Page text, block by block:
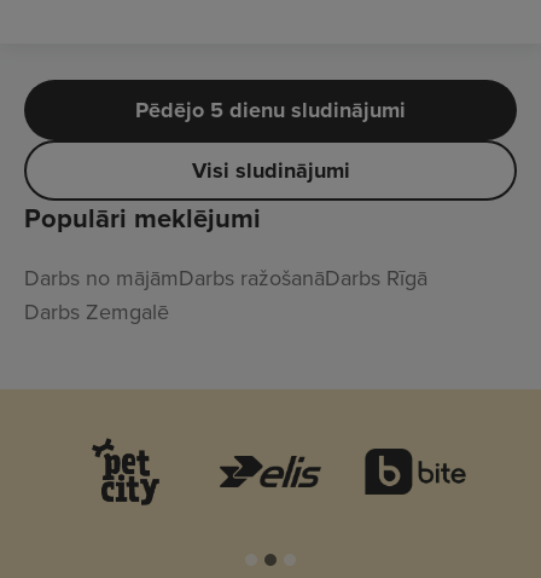
Pēdējo 5 dienu sludinājumi
Visi sludinājumi
Populāri meklējumi
Darbs no mājāmDarbs ražošanāDarbs Rīgā
Darbs Zemgalē